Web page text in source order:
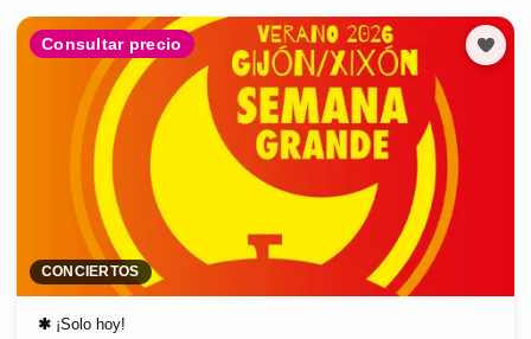
Consultar precio
CONCIERTOS
✱ ¡Solo hoy!